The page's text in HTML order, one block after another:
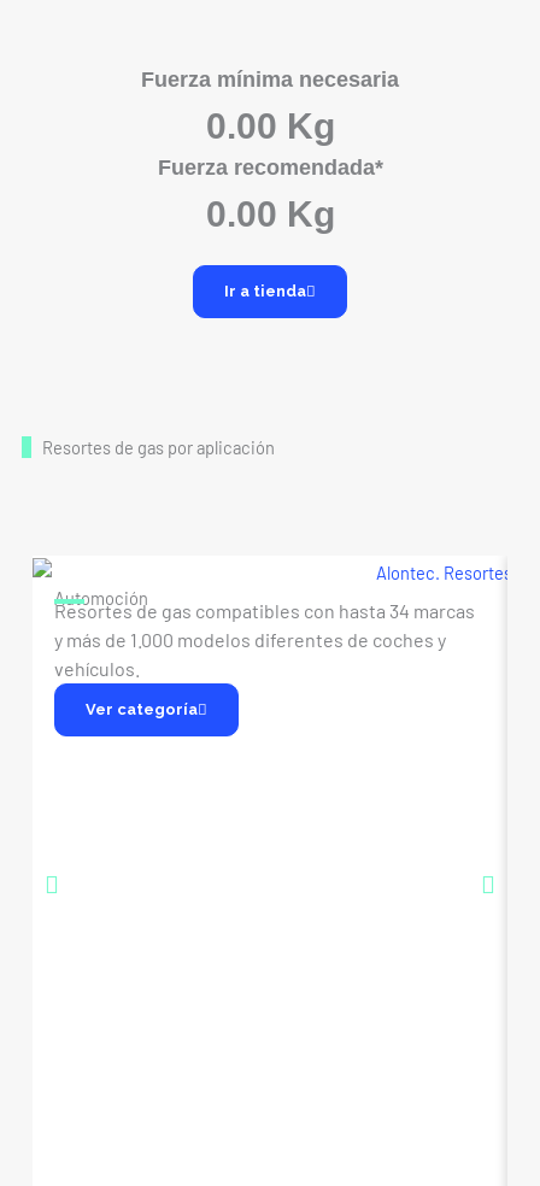
Fuerza mínima necesaria
0.00 Kg
Fuerza recomendada*
0.00 Kg
Ir a tienda
Resortes de gas por aplicación
Automoción
Resortes de gas compatibles con hasta 34 marcas
y más de 1.000 modelos diferentes de coches y
vehículos.
Ver categoría